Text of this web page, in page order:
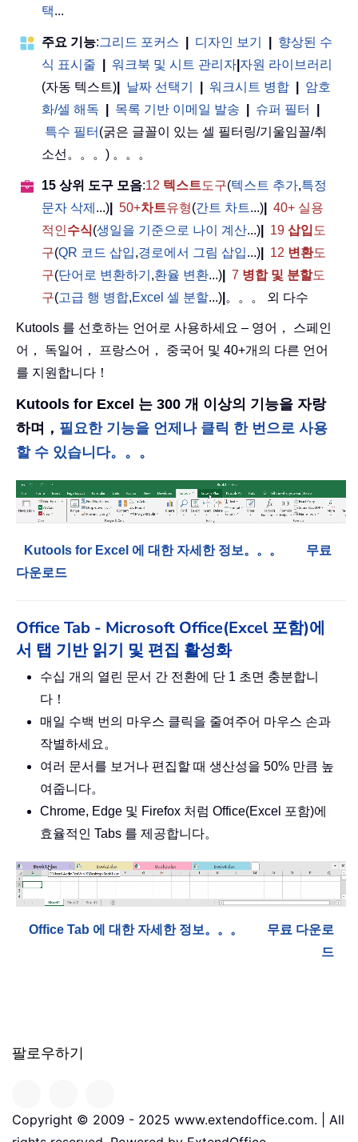
택...
주요 기능:그리드 포커스 디자인 보기
향상된 수
식 표시줄
워크북 및 시트 관리자 자원 라이브러리
(자동 텍스트)
날짜 선택기 워크시트 병합
암호
화/셀 해독
목록 기반 이메일 발송 슈퍼 필터
특수 필터 (굵은 글꼴이 있는 셀 필터링/기울임꼴/취
소선。。。) 。。。
15 상위 도구 모음:12 텍스트도구(텍스트 추가,특정
문자 삭제 ...) 50+차트유형(간트 차트...)
40+ 실용
적인수식(생일을 기준으로 나이 계산...) 19 삽입 도
구(QR 코드 삽입,경로에서 그림 삽입...) 12 변환도
구(단어로 변환하기 ,환율 변환...) 7 병합 및 분할도
구(고급 행 병합,Excel 셀 분할...) 。。。 외 다수
Kutools 를 선호하는 언어로 사용하세요 – 영어， 스페인
어， 독일어， 프랑스어， 중국어 및 40+개의 다른 언어
를 지원합니다！
Kutools for Excel 는 300 개 이상의 기능을 자랑
하며， 필요한 기능을 언제나 클릭 한 번으로 사용
할 수 있습니다。。。
Kutools for Excel 에 대한 자세한 정보。。。
무료
다운로드
Office Tab - Microsoft Office(Excel 포함)에
서 탭 기반 읽기 및 편집 활성화
수십 개의 열린 문서 간 전환에 단 1 초면 충분합니
다！
매일 수백 번의 마우스 클릭을 줄여주어 마우스 손과
작별하세요。
여러 문서를 보거나 편집할 때 생산성을 50% 만큼 높
여줍니다。
Chrome, Edge 및 Firefox 처럼 Office(Excel 포함)에
효율적인 Tabs 를 제공합니다。
Office Tab 에 대한 자세한 정보。。。
무료 다운로
드
팔로우하기
Copyright © 2009 - 2025 www.extendoffice.com. | All